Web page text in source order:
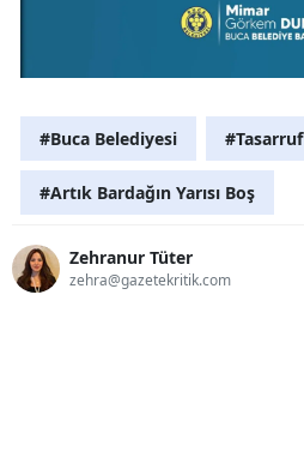
#Buca Belediyesi #Tasarruf
#Artık Bardağın Yarısı Boş
Zehranur Tüter
zehra@gazetekritik.com